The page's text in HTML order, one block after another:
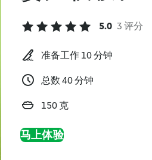
5.0 3 评分
准备工作 10 分钟
总数 40 分钟
150 克
马上体验